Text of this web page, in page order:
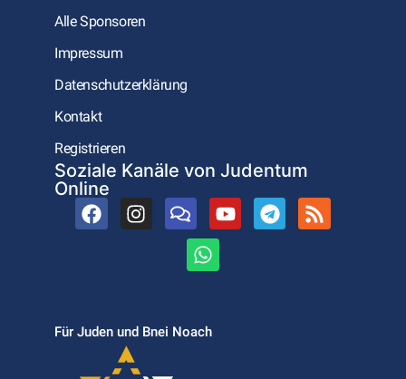
Alle Sponsoren
Impressum
Datenschutzerklärung
Kontakt
Registrieren
Soziale Kanäle von Judentum
Online
Für Juden und Bnei Noach